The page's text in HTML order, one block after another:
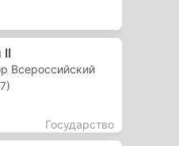
II
Всероссийский
Государство